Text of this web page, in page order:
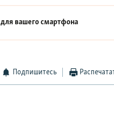
вашего смартфона
Подпишитесь